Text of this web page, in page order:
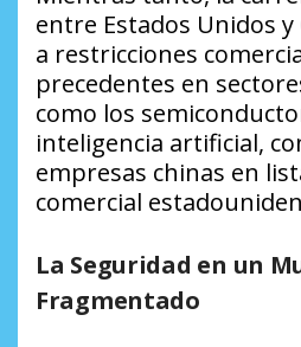
entre Estados Unidos
a restricciones
precedentes en
como los
inteligencia artificial,
empresas chinas en
comercial
La Seguridad en un
Fragmentado